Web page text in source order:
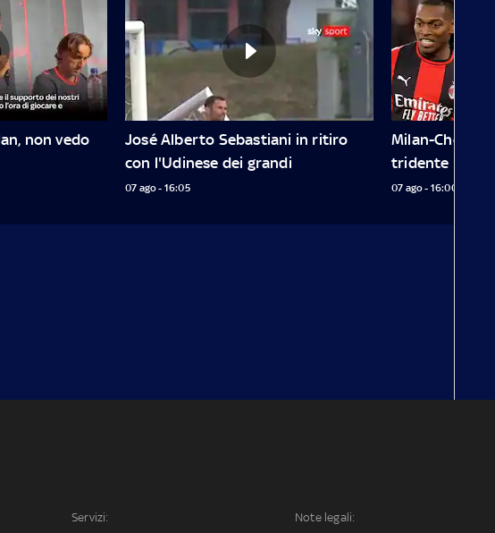
non vedo
José Alberto Sebastiani in ritiro
con l'Udinese dei grandi
07 ago - 16:05
Milan-Chelsea,
tridente Leao-
07 ago - 16:00
Servizi: Note legali: